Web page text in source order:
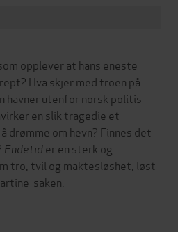
opplever at hans eneste
Hva skjer med troen på
havner utenfor norsk politis
en slik tragedie et
drømme om hevn? Finnes det
Endetider en sterk og
tro, tvil og maktesløshet, løst
saken.